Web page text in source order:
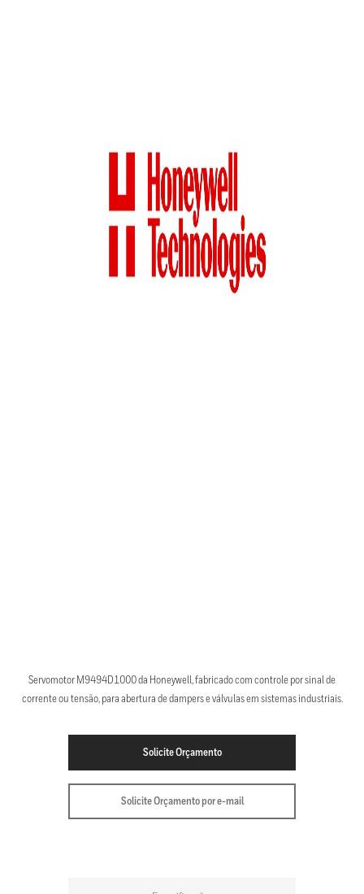
Servomotor M9494D1000 da Honeywell, fabricado com controle por sinal de
corrente ou tensão, para abertura de dampers e válvulas em sistemas industriais.
Solicite Orçamento
Solicite Orçamento por e-mail